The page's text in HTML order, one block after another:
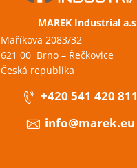
MAREK Industrial a.s
Maříkova 2083/32
621 00 Brno – Řečkovice
Česká republika
+420 541 420 811
info@marek.eu